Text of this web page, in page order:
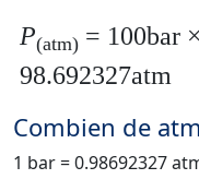
P(atm) = 100bar
98.692327atm
Combien de
1 bar = 0.98692327